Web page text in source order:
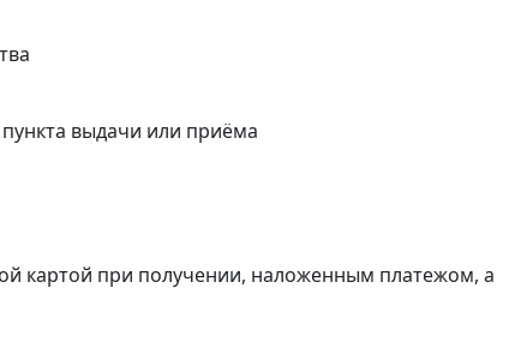
выдачи или приёма
картой при получении, наложенным платежом, а